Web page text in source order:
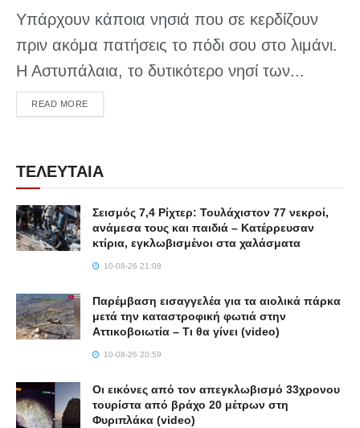
Υπάρχουν κάποια νησιά που σε κερδίζουν
πριν ακόμα πατήσεις το πόδι σου στο λιμάνι.
Η Αστυπάλαια, το δυτικότερο νησί των...
READ MOREDETAILS
ΤΕΛΕΥΤΑΙΑ
Σεισμός 7,4 Ρίχτερ: Τουλάχιστον 77 νεκροί,
ανάμεσα τους και παιδιά – Κατέρρευσαν
κτίρια, εγκλωβισμένοι στα χαλάσματα
10-08-26 21:08
Παρέμβαση εισαγγελέα για τα αιολικά πάρκα
μετά την καταστροφική φωτιά στην
Αττικοβοιωτία – Τι θα γίνει (video)
10-08-26 20:59
Οι εικόνες από τον απεγκλωβισμό 33χρονου
τουρίστα από βράχο 20 μέτρων στη
Φυριπλάκα (video)